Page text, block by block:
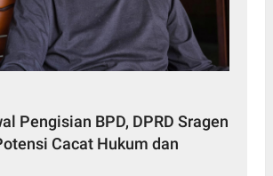
Pengisian BPD, DPRD Sragen
Cacat Hukum dan